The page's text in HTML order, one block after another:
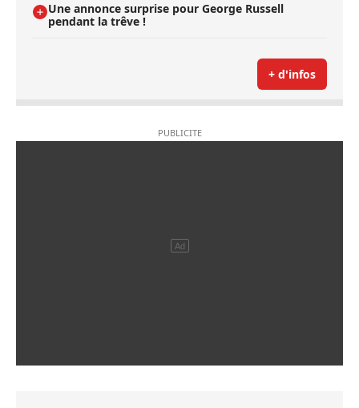
Une annonce surprise pour George Russell
pendant la trêve !
+ d'infos